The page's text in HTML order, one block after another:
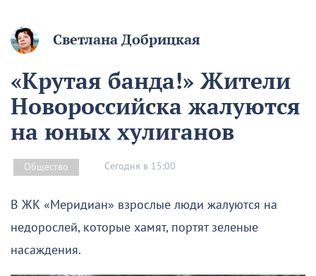
Светлана Добрицкая
«Крутая банда!» Жители
Новороссийска жалуются
на юных хулиганов
Общество Сегодня в 15:00
В ЖК «Меридиан» взрослые люди жалуются на
недорослей, которые хамят, портят зеленые
насаждения.